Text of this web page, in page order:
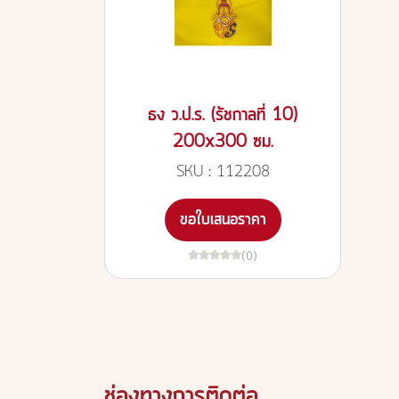
ธง ว.ป.ร. (รัชกาลที่ 10)
200x300 ซม.
SKU : 112208
ขอใบเสนอราคา
(0)